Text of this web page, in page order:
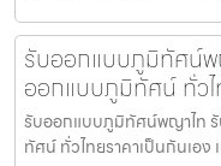
รับออกแบบภูมิทัศน์
ออกแบบภูมิทัศน์ ทั่ว
รับออกแบบภูมิทัศน์พญาไท
ทัศน์ ทั่วไทยราคาเป็นกันเอ